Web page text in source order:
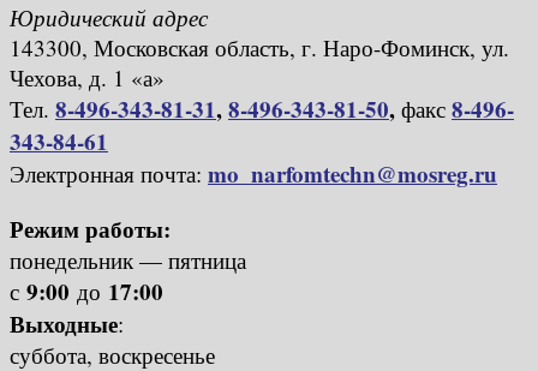
Юридический адрес
143300, Московская область, г. Наро-Фоминск, ул.
Чехова, д. 1 «а»
Тел. 8-496-343-81-31,8-496-343-81-50, факс 8-496-
343-84-61
Электронная почта: mo_narfomtechn@mosreg.ru
Режим работы:
понедельник — пятница
с 9:00 до 17:00
Выходные:
суббота, воскресенье